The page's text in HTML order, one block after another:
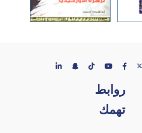
روابط
تهمك